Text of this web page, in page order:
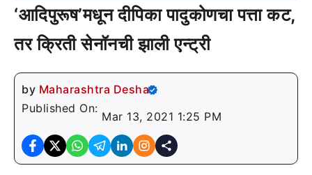
‘आदिपुरूष’मधून दीपिका पादुकोणचा पत्ता कट,
तर क्रिती सेनॉनची झाली एन्ट्री
by Maharashtra Desha
Published On:
Mar 13, 2021 1:25 PM